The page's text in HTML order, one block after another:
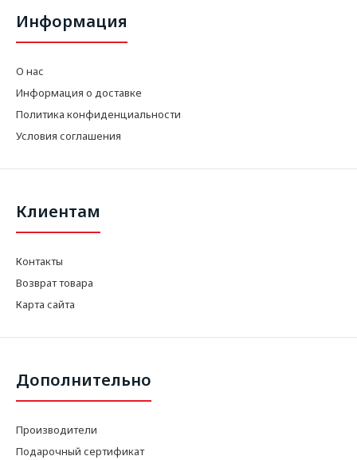
Информация
О нас
Информация о доставке
Политика конфиденциальности
Условия соглашения
Клиентам
Контакты
Возврат товара
Карта сайта
Дополнительно
Производители
Подарочный сертификат